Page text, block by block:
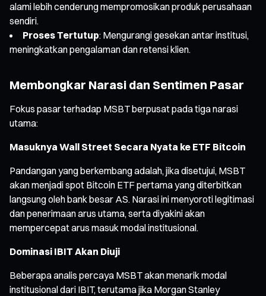
alami lebih cenderung mempromosikan produk perusahaan
sendiri.
Proses Tertutup: Mengurangi gesekan antar institusi,
meningkatkan pengalaman dan retensi klien.
Membongkar Narasi dan Sentimen Pasar
Fokus pasar terhadap MSBT berpusat pada tiga narasi
utama:
Masuknya Wall Street Secara Nyata ke ETF Bitcoin
Pandangan yang berkembang adalah, jika disetujui, MSBT
akan menjadi spot Bitcoin ETF pertama yang diterbitkan
langsung oleh bank besar AS. Narasi ini menyoroti legitimasi
dan penerimaan arus utama, serta diyakini akan
mempercepat arus masuk modal institusional.
Dominasi IBIT Akan Diuji
Beberapa analis percaya MSBT akan menarik modal
institusional dari IBIT, terutama jika Morgan Stanley